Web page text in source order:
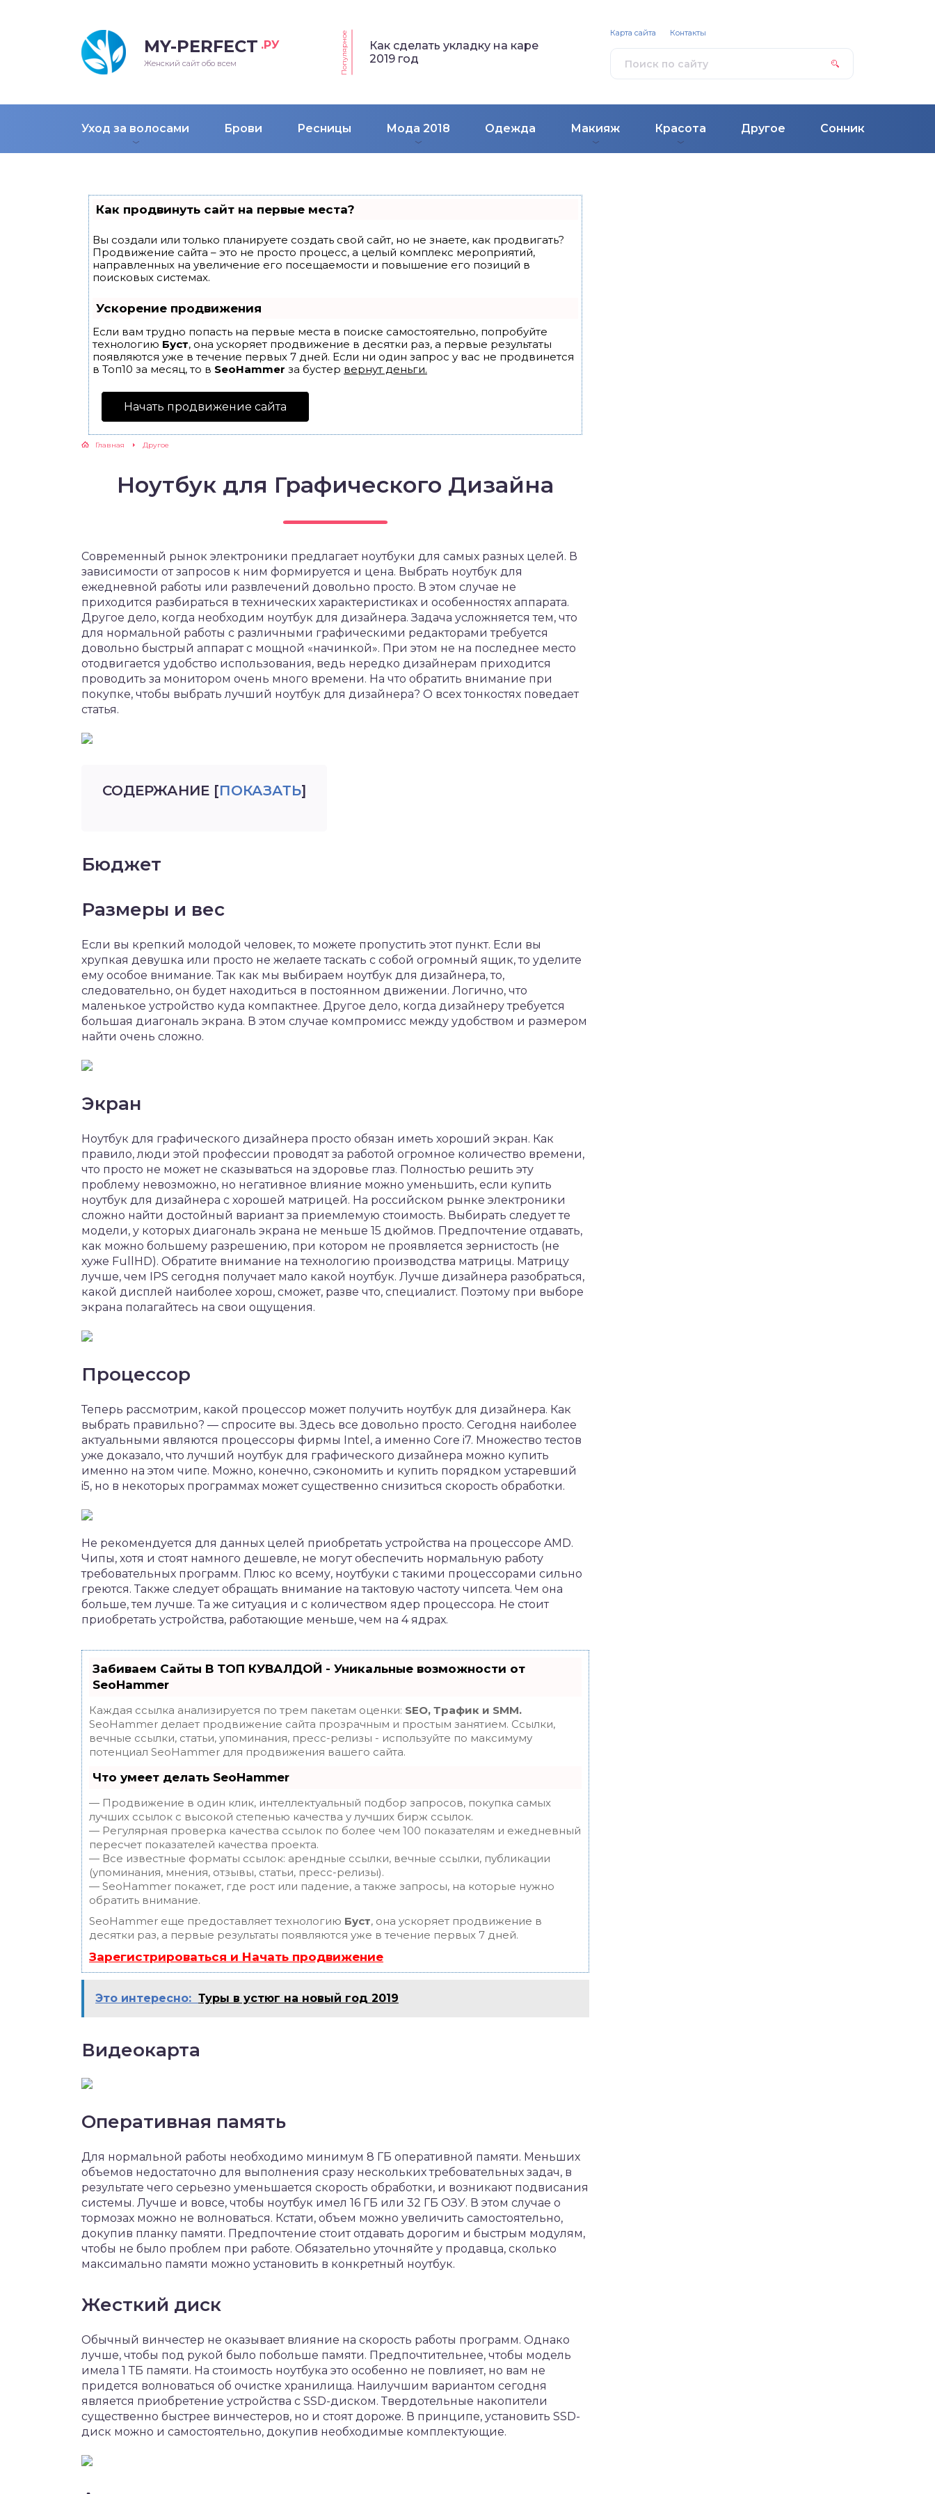
MY-PERFECT .РУ
Женский сайт обо всем Популярное
Как сделать укладку на каре
2019 год
Уход за волосами Брови Ресницы Мода 2018 Одежда Макияж Красота Другое Сонник
Карта сайта Контакты
Как продвинуть сайт на первые места?
Вы создали или только планируете создать свой сайт, но не знаете, как продвигать?
Продвижение сайта – это не просто процесс, а целый комплекс мероприятий,
направленных на увеличение его посещаемости и повышение его позиций в
поисковых системах.
Ускорение продвижения
Если вам трудно попасть на первые места в поиске самостоятельно, попробуйте
технологию Буст, она ускоряет продвижение в десятки раз, а первые результаты
появляются уже в течение первых 7 дней. Если ни один запрос у вас не продвинется
в Топ10 за месяц, то в SeoHammer за бустер вернут деньги.
Начать продвижение сайта
Главная Другое
Ноутбук для Графического Дизайна
Современный рынок электроники предлагает ноутбуки для самых разных целей. В
зависимости от запросов к ним формируется и цена. Выбрать ноутбук для
ежедневной работы или развлечений довольно просто. В этом случае не
приходится разбираться в технических характеристиках и особенностях аппарата.
Другое дело, когда необходим ноутбук для дизайнера. Задача усложняется тем, что
для нормальной работы с различными графическими редакторами требуется
довольно быстрый аппарат с мощной «начинкой». При этом не на последнее место
отодвигается удобство использования, ведь нередко дизайнерам приходится
проводить за монитором очень много времени. На что обратить внимание при
покупке, чтобы выбрать лучший ноутбук для дизайнера? О всех тонкостях поведает
статья.
СОДЕРЖАНИЕ [ПОКАЗАТЬ]
Бюджет
Размеры и вес
Если вы крепкий молодой человек, то можете пропустить этот пункт. Если вы
хрупкая девушка или просто не желаете таскать с собой огромный ящик, то уделите
ему особое внимание. Так как мы выбираем ноутбук для дизайнера, то,
следовательно, он будет находиться в постоянном движении. Логично, что
маленькое устройство куда компактнее. Другое дело, когда дизайнеру требуется
большая диагональ экрана. В этом случае компромисс между удобством и размером
найти очень сложно.
Экран
Ноутбук для графического дизайнера просто обязан иметь хороший экран. Как
правило, люди этой профессии проводят за работой огромное количество времени,
что просто не может не сказываться на здоровье глаз. Полностью решить эту
проблему невозможно, но негативное влияние можно уменьшить, если купить
ноутбук для дизайнера с хорошей матрицей. На российском рынке электроники
сложно найти достойный вариант за приемлемую стоимость. Выбирать следует те
модели, у которых диагональ экрана не меньше 15 дюймов. Предпочтение отдавать,
как можно большему разрешению, при котором не проявляется зернистость (не
хуже FullHD). Обратите внимание на технологию производства матрицы. Матрицу
лучше, чем IPS сегодня получает мало какой ноутбук. Лучше дизайнера разобраться,
какой дисплей наиболее хорош, сможет, разве что, специалист. Поэтому при выборе
экрана полагайтесь на свои ощущения.
Процессор
Теперь рассмотрим, какой процессор может получить ноутбук для дизайнера. Как
выбрать правильно? — спросите вы. Здесь все довольно просто. Сегодня наиболее
актуальными являются процессоры фирмы Intel, а именно Core i7. Множество тестов
уже доказало, что лучший ноутбук для графического дизайнера можно купить
именно на этом чипе. Можно, конечно, сэкономить и купить порядком устаревший
i5, но в некоторых программах может существенно снизиться скорость обработки.
Не рекомендуется для данных целей приобретать устройства на процессоре AMD.
Чипы, хотя и стоят намного дешевле, не могут обеспечить нормальную работу
требовательных программ. Плюс ко всему, ноутбуки с такими процессорами сильно
греются. Также следует обращать внимание на тактовую частоту чипсета. Чем она
больше, тем лучше. Та же ситуация и с количеством ядер процессора. Не стоит
приобретать устройства, работающие меньше, чем на 4 ядрах.
Забиваем Сайты В ТОП КУВАЛДОЙ - Уникальные возможности от
SeoHammer
Каждая ссылка анализируется по трем пакетам оценки: SEO, Трафик и SMM.
SeoHammer делает продвижение сайта прозрачным и простым занятием. Ссылки,
вечные ссылки, статьи, упоминания, пресс-релизы - используйте по максимуму
потенциал SeoHammer для продвижения вашего сайта.
Что умеет делать SeoHammer
— Продвижение в один клик, интеллектуальный подбор запросов, покупка самых
лучших ссылок с высокой степенью качества у лучших бирж ссылок.
— Регулярная проверка качества ссылок по более чем 100 показателям и ежедневный
пересчет показателей качества проекта.
— Все известные форматы ссылок: арендные ссылки, вечные ссылки, публикации
(упоминания, мнения, отзывы, статьи, пресс-релизы).
— SeoHammer покажет, где рост или падение, а также запросы, на которые нужно
обратить внимание.
SeoHammer еще предоставляет технологию Буст, она ускоряет продвижение в
десятки раз, а первые результаты появляются уже в течение первых 7 дней.
Зарегистрироваться и Начать продвижение
Это интересно: Туры в устюг на новый год 2019
Видеокарта
Оперативная память
Для нормальной работы необходимо минимум 8 ГБ оперативной памяти. Меньших
объемов недостаточно для выполнения сразу нескольких требовательных задач, в
результате чего серьезно уменьшается скорость обработки, и возникают подвисания
системы. Лучше и вовсе, чтобы ноутбук имел 16 ГБ или 32 ГБ ОЗУ. В этом случае о
тормозах можно не волноваться. Кстати, объем можно увеличить самостоятельно,
докупив планку памяти. Предпочтение стоит отдавать дорогим и быстрым модулям,
чтобы не было проблем при работе. Обязательно уточняйте у продавца, сколько
максимально памяти можно установить в конкретный ноутбук.
Жесткий диск
Обычный винчестер не оказывает влияние на скорость работы программ. Однако
лучше, чтобы под рукой было побольше памяти. Предпочтительнее, чтобы модель
имела 1 ТБ памяти. На стоимость ноутбука это особенно не повлияет, но вам не
придется волноваться об очистке хранилища. Наилучшим вариантом сегодня
является приобретение устройства с SSD-диском. Твердотельные накопители
существенно быстрее винчестеров, но и стоят дороже. В принципе, установить SSD-
диск можно и самостоятельно, докупив необходимые комплектующие.
прически 2018
стрижки 2018